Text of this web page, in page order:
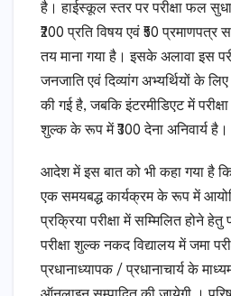
है। हाईस्कूल स्तर पर परीक्षा फल
₹200 प्रति विषय एवं ₹50
तय माना गया है। इसके अलावा इस
जनजाति एवं दिव्यांग अभ्यर्थियों के लिए
की गई है, जबकि इंटरमीडिएट में
शुल्क के रूप में ₹300 देना अनिवार्य है।
आदेश में इस बात को भी कहा गया है कि
एक समयबद्ध कार्यक्रम के रूप में
प्रक्रिया परीक्षा में सम्मिलित होने
परीक्षा शुल्क नकद विद्यालय में जमा
प्रधानाध्यापक / प्रधानाचार्य के